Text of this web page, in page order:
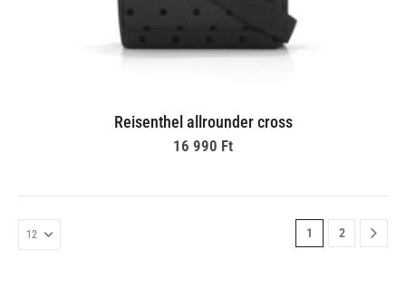
Reisenthel allrounder cross
16 990 Ft
1 2